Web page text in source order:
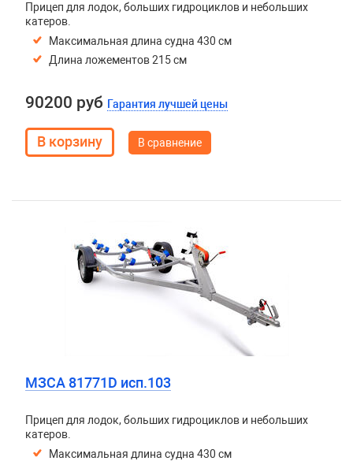
Прицеп для лодок, больших гидроциклов и небольших
катеров.
Максимальная длина судна 430 см
Длина ложементов 215 см
90200 руб Гарантия лучшей цены
В сравнение
МЗСА 81771D исп.103
Прицеп для лодок, больших гидроциклов и небольших
катеров.
Максимальная длина судна 430 см